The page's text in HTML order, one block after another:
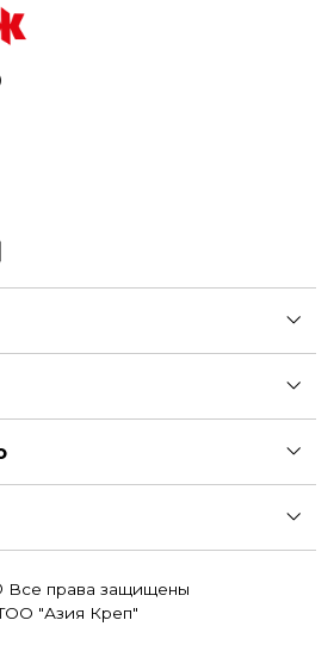
Все права защищены
"Азия Креп"